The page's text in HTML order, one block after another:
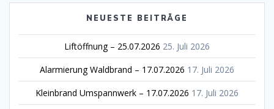
NEUESTE BEITRÄGE
Liftöffnung – 25.07.2026 25. Juli 2026
Alarmierung Waldbrand – 17.07.2026 17. Juli 2026
Kleinbrand Umspannwerk – 17.07.2026 17. Juli 2026